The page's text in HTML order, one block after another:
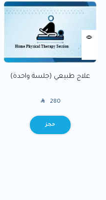
علاج طبيعي (جلسة واحدة)
SAR 280
BOOK